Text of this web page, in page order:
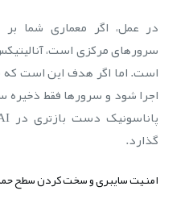
سرورهای مرکزی است،
است. اما اگر هدف این است
اجرا شود و سرورها فقط ذخیره
گذارد.
امنیت سایبری و سخت کردن سطح